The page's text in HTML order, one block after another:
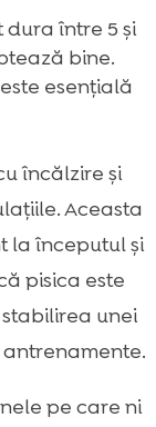
între 5 și
bine.
esențială
încălzire și
Aceasta
la începutul și
pisica este
unei
pe care ni